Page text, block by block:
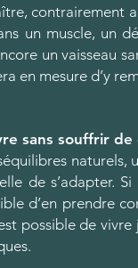
contrairement
un muscle, un
un vaisseau
en mesure d’y
sans souffrir
de s’adapter.
d’en prendre
possible de